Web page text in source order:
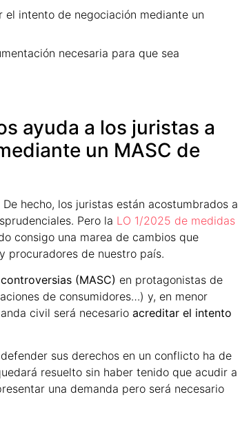
intento de negociación mediante un
necesaria para que sea
ayuda a los juristas a
un MASC de
hecho, los juristas están acostumbrados a
Pero la LO 1/2025 de medidas
consigo una marea de cambios que
procuradores de nuestro país.
(MASC) en protagonistas de
de consumidores…) y, en menor
civil será necesario acreditar el intento
sus derechos en un conflicto ha de
resuelto sin haber tenido que acudir a
una demanda pero será necesario